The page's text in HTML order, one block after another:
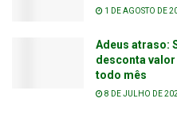
1 DE AGOSTO DE
Adeus atraso:
desconta
todo mês
8 DE JULHO DE